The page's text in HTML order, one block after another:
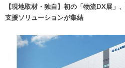
【現地取材・独自】初の「物流DX展」
支援ソリューションが集結